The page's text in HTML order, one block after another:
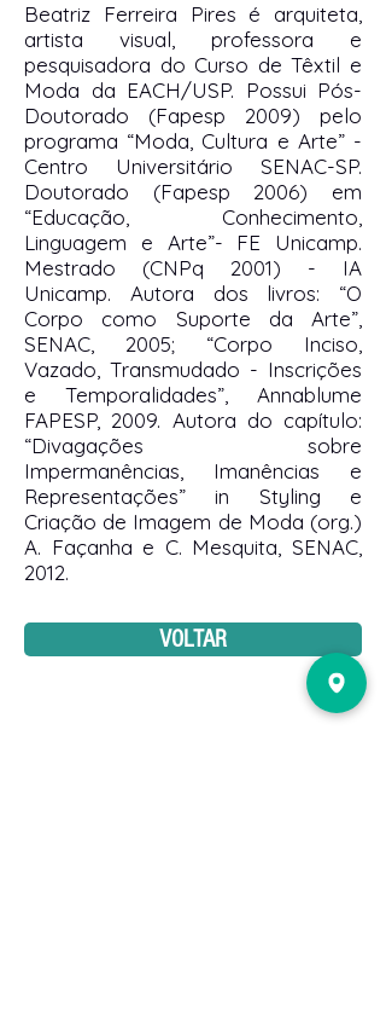
Beatriz Ferreira Pires é arquiteta,
artista visual, professora e
pesquisadora do Curso de Têxtil e
Moda da EACH/USP. Possui Pós-
Doutorado (Fapesp 2009) pelo
programa “Moda, Cultura e Arte” -
Centro Universitário SENAC-SP.
Doutorado (Fapesp 2006) em
“Educação, Conhecimento,
Linguagem e Arte”- FE Unicamp.
Mestrado (CNPq 2001) - IA
Unicamp. Autora dos livros: “O
Corpo como Suporte da Arte”,
SENAC, 2005; “Corpo Inciso,
Vazado, Transmudado - Inscrições
e Temporalidades”, Annablume
FAPESP, 2009. Autora do capítulo:
“Divagações sobre
Impermanências, Imanências e
Representações” in Styling e
Criação de Imagem de Moda (org.)
A. Façanha e C. Mesquita, SENAC,
2012.
VOLTAR